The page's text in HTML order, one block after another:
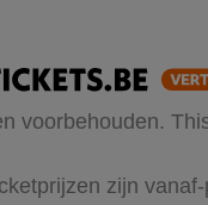
voorbehouden.
zijn